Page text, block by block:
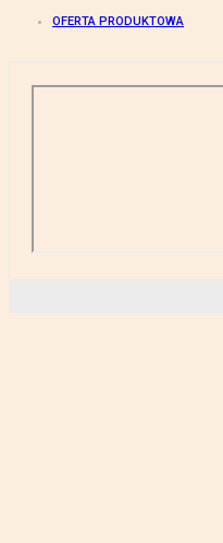
OFERTA PRODUKTOWA